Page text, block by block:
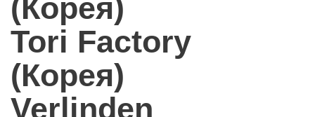
(Корея)
Tori Factory
(Корея)
Verlinden